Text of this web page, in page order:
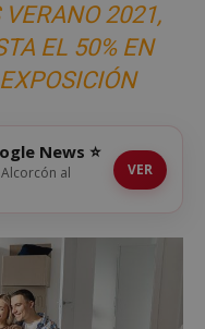
VERANO 2021,
EL 50% EN
News ⭐
al
VER